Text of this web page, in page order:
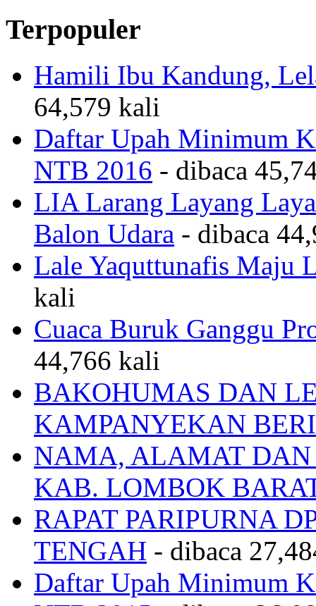
Terpopuler
Hamili Ibu Kandung,
64,579 kali
Daftar Upah Minimum
NTB 2016 - dibaca
LIA Larang Layang
Balon Udara - dibaca
Lale Yaquttunafis Maju
kali
Cuaca Buruk Ganggu
44,766 kali
BAKOHUMAS DAN
KAMPANYEKAN
NAMA, ALAMAT DAN
KAB. LOMBOK
RAPAT PARIPURNA
TENGAH - dibaca
Daftar Upah Minimum